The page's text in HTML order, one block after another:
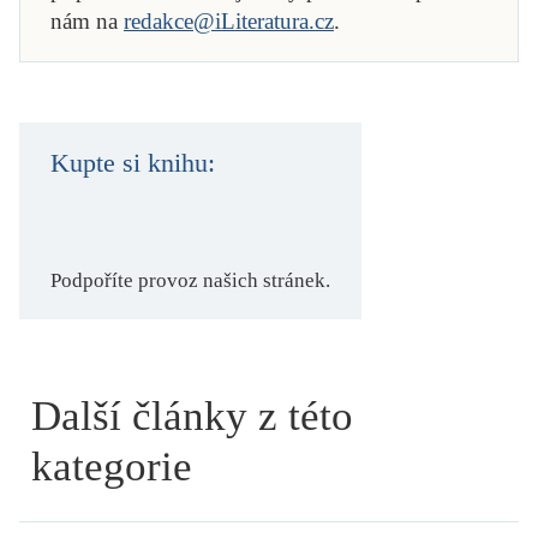
nám na redakce@iLiteratura.cz.
Kupte si knihu:
Podpoříte provoz našich stránek.
Další články z této
kategorie